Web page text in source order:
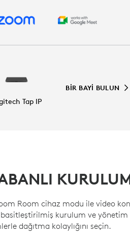
Tap IP
BIR BAYI BULUN
Room cihaz modu ile video
basitleştirilmiş kurulum ve
dağıtma kolaylığını seçin.